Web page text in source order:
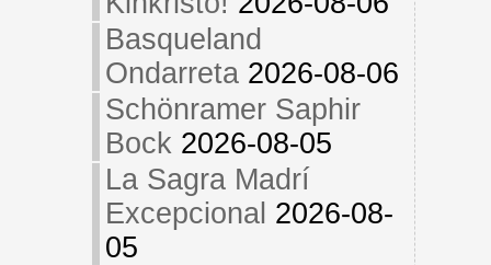
Basqueland
Ondarreta 2026-08-06
Schönramer Saphir
Bock 2026-08-05
La Sagra Madrí
Excepcional 2026-08-
05